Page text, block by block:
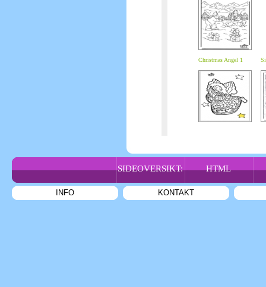
Christmas Angel 1
SIDEOVERSIKT: HTML
INFO KONTAKT